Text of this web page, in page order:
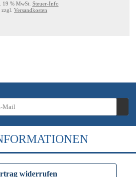
19 % MwSt. Steuer-Info
zzgl. Versandkosten
widerrufen